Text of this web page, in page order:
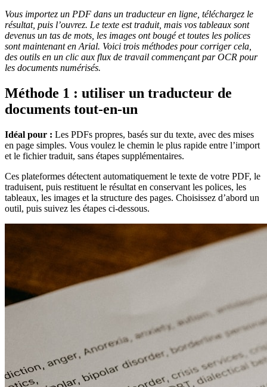
Vous importez un PDF dans un traducteur en ligne, téléchargez le
résultat, puis l’ouvrez. Le texte est traduit, mais vos tableaux sont
devenus un tas de mots, les images ont bougé et toutes les polices
sont maintenant en Arial. Voici trois méthodes pour corriger cela,
des outils en un clic aux flux de travail commençant par OCR pour
les documents numérisés.
Méthode 1 : utiliser un traducteur de
documents tout-en-un
Idéal pour : Les PDFs propres, basés sur du texte, avec des mises
en page simples. Vous voulez le chemin le plus rapide entre l’import
et le fichier traduit, sans étapes supplémentaires.
Ces plateformes détectent automatiquement le texte de votre PDF, le
traduisent, puis restituent le résultat en conservant les polices, les
tableaux, les images et la structure des pages. Choisissez d’abord un
outil, puis suivez les étapes ci-dessous.